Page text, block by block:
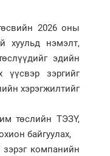
2026 оны
хуульд нэмэлт,
эдийн
үүсвэр зэргийг
хэрэгжилтийг
төслийн ТЭЗҮ,
байгуулах,
компанийн